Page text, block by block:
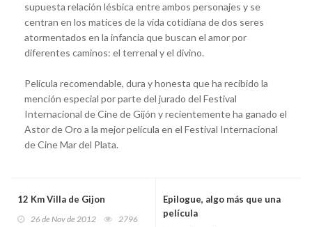
supuesta relación lésbica entre ambos personajes y se
centran en los matices de la vida cotidiana de dos seres
atormentados en la infancia que buscan el amor por
diferentes caminos: el terrenal y el divino.
Película recomendable, dura y honesta que ha recibido la
mención especial por parte del jurado del Festival
Internacional de Cine de Gijón y recientemente ha ganado el
Astor de Oro a la mejor película en el Festival Internacional
de Cine Mar del Plata.
12 Km Villa de Gijon
26 de Nov de 2012 2796
Epilogue, algo más que una
película